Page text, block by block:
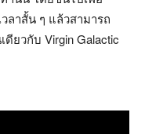
ลาสั้น ๆ แล้วสามารถ
ยวกับ Virgin Galactic